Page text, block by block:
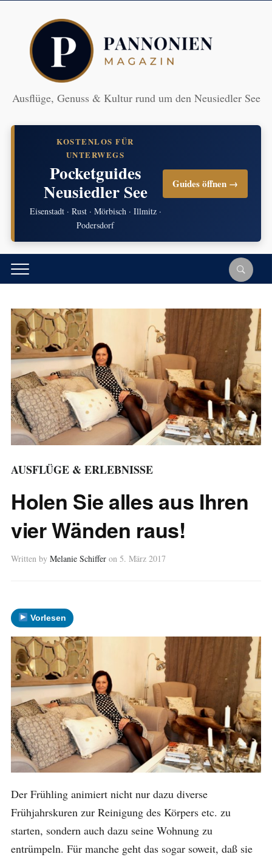
Ausflüge, Genuss & Kultur rund um den Neusiedler See
KOSTENLOS FÜR
UNTERWEGS
Pocketguides
Neusiedler See
Eisenstadt · Rust · Mörbisch · Illmitz ·
Podersdorf
Guides öffnen →
AUSFLÜGE & ERLEBNISSE
Holen Sie alles aus Ihren
vier Wänden raus!
Written by Melanie Schiffer on 5. März 2017
Vorlesen
Der Frühling animiert nicht nur dazu diverse
Frühjahrskuren zur Reinigung des Körpers etc. zu
starten, sondern auch dazu seine Wohnung zu
entrümpeln. Für manche geht das sogar soweit, daß sie